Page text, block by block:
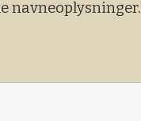
navneoplysninger.